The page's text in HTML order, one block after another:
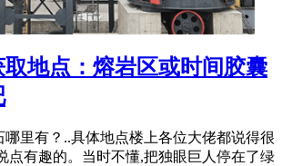
地点：熔岩区或时间胶囊
哪里有？..具体地点楼上各位大佬都说得很
点有趣的。当时不懂,把独眼巨人停在了绿